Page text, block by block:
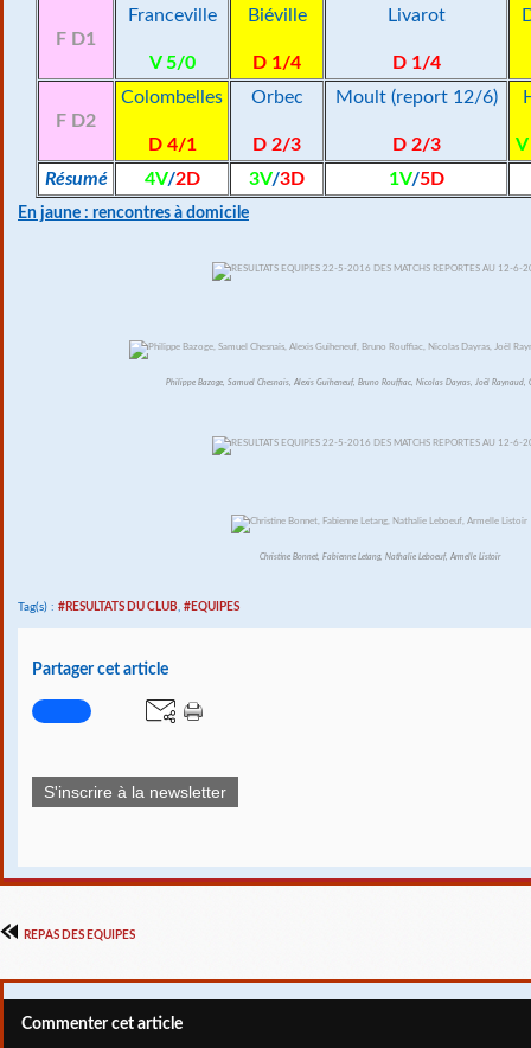
F D1
Franceville
V 5/0
Biéville
D 1/4
Livarot
D 1/4
F D2
Colombelles
D 4/1
Orbec
D 2/3
Moult (report 12/6)
D 2/3
Résumé
4V/2D 3V/3D 1V/5D
En jaune : rencontres à domicile
Philippe Bazoge, Samuel Chesnais, Alexis Guiheneuf, Bruno Rouffiac, Nicolas Dayras, Joël Raynaud,
Christine Bonnet, Fabienne Letang, Nathalie Leboeuf, Armelle Listoir
Tag(s) : #RESULTATS DU CLUB, #EQUIPES
Partager cet article
S'inscrire à la newsletter
REPAS DES EQUIPES
Commenter cet article